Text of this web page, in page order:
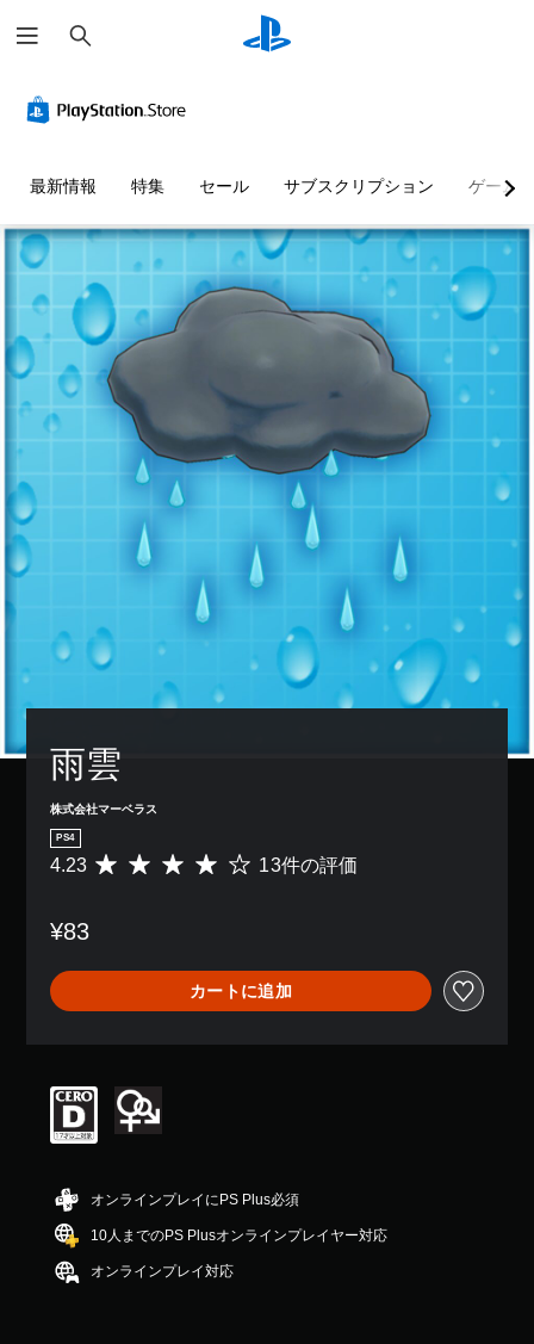
索
最新情報 特集 セール サブスクリプション ゲーム
雨雲
株式会社マーベラス
PS4
評
は
3
、
平
は
段
中
の
4
2
4.23 13件の評価
¥83
カートに追加
オンラインプレイにPS Plus必須
10人までのPS Plusオンラインプレイヤー対応
オンラインプレイ対応